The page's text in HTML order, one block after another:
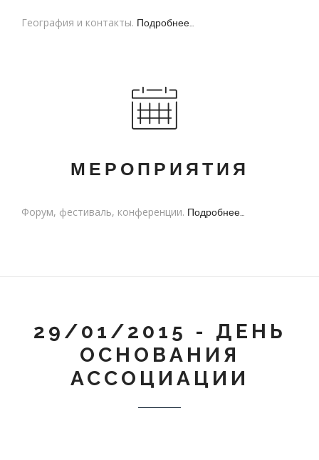
География и контакты. Подробнее...
МЕРОПРИЯТИЯ
Форум, фестиваль, конференции. Подробнее...
29/01/2015 - ДЕНЬ
ОСНОВАНИЯ
АССОЦИАЦИИ